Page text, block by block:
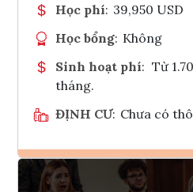
Học phí: 39,950 USD
Học bổng: Không
Sinh hoạt phí: Từ
tháng.
ĐỊNH CƯ: Chưa có